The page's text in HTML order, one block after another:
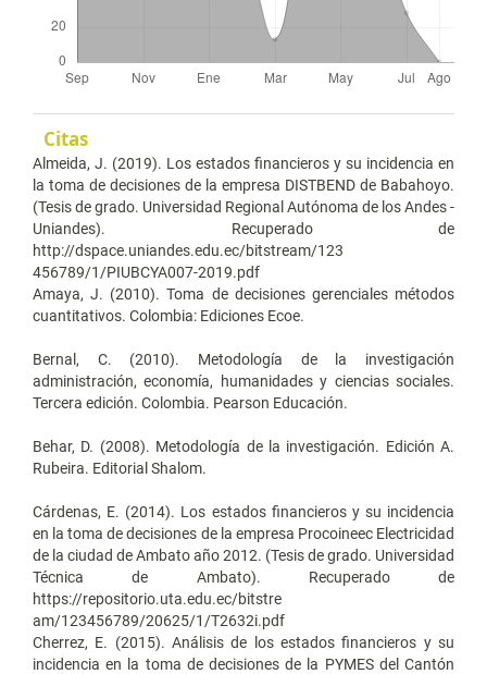
Citas
Almeida, J. (2019). Los estados financieros y su incidencia en
la toma de decisiones de la empresa DISTBEND de Babahoyo.
(Tesis de grado. Universidad Regional Autónoma de los Andes -
Uniandes). Recuperado de
http://dspace.uniandes.edu.ec/bitstream/123
456789/1/PIUBCYA007-2019.pdf
Amaya, J. (2010). Toma de decisiones gerenciales métodos
cuantitativos. Colombia: Ediciones Ecoe.
Bernal, C. (2010). Metodología de la investigación
administración, economía, humanidades y ciencias sociales.
Tercera edición. Colombia. Pearson Educación.
Behar, D. (2008). Metodología de la investigación. Edición A.
Rubeira. Editorial Shalom.
Cárdenas, E. (2014). Los estados financieros y su incidencia
en la toma de decisiones de la empresa Procoineec Electricidad
de la ciudad de Ambato año 2012. (Tesis de grado. Universidad
Técnica de Ambato). Recuperado de
https://repositorio.uta.edu.ec/bitstre
am/123456789/20625/1/T2632i.pdf
Cherrez, E. (2015). Análisis de los estados financieros y su
incidencia en la toma de decisiones de la PYMES del Cantón